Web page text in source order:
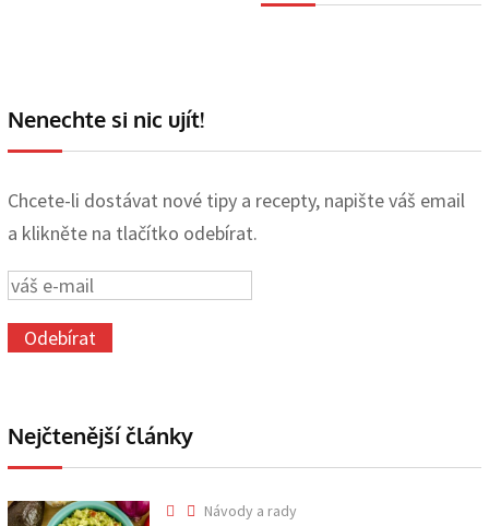
Nenechte si nic ujít!
Chcete-li dostávat nové tipy a recepty, napište váš email
a klikněte na tlačítko odebírat.
Nejčtenější články
Návody a rady